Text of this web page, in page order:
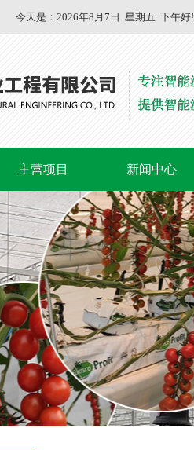
今天是： 2026年8月7日 星期五 下午好!
主营项目 新闻中心